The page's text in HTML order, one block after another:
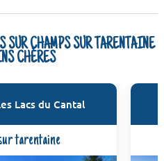
SUR CHAMPS SUR TARENTAINE
CHÈRES
Lacs du Cantal
tarentaine